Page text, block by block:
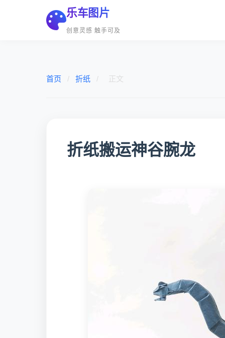
乐车图片
创意灵感 触手可及
首页 / 折纸 / 正文
折纸搬运神谷腕龙